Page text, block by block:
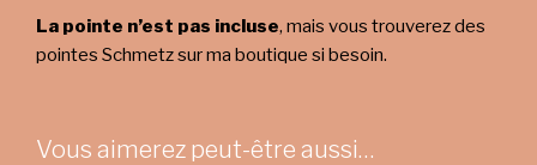
La pointe n’est pas incluse, mais vous trouverez des
pointes Schmetz sur ma boutique si besoin.
Vous aimerez peut-être aussi…